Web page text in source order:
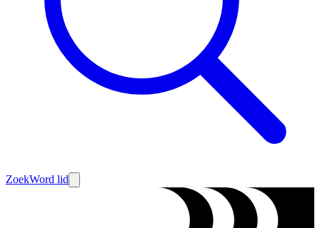
ZoekWord lid